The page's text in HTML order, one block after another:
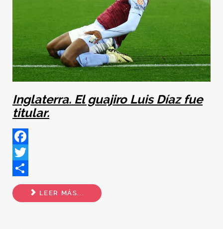
Inglaterra. El guajiro Luis Díaz fue
titular.
Facebook
Twitter
Share
LEER MÁS...